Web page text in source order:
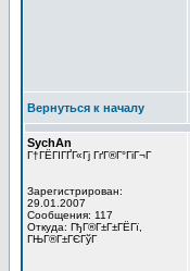
Вернуться к началу
SychAn
Г†ГЁГІГҐГ«Гј ГґГ®Г°ГіГ¬Г
Зарегистрирован:
29.01.2007
Сообщения: 117
Откуда: ГђГ®Г±Г±ГЁГї,
ГЊГ®Г±ГЄГўГ